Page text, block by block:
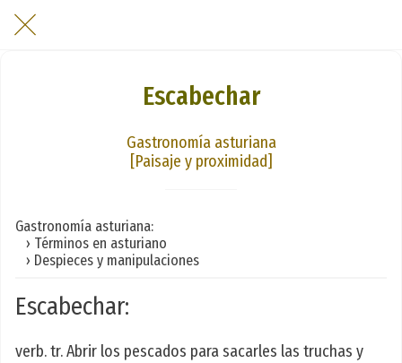
Escabechar
Gastronomía asturiana
[Paisaje y proximidad]
Gastronomía asturiana:
› Términos en asturiano
› Despieces y manipulaciones
Escabechar:
verb. tr. Abrir los pescados para sacarles las truchas y